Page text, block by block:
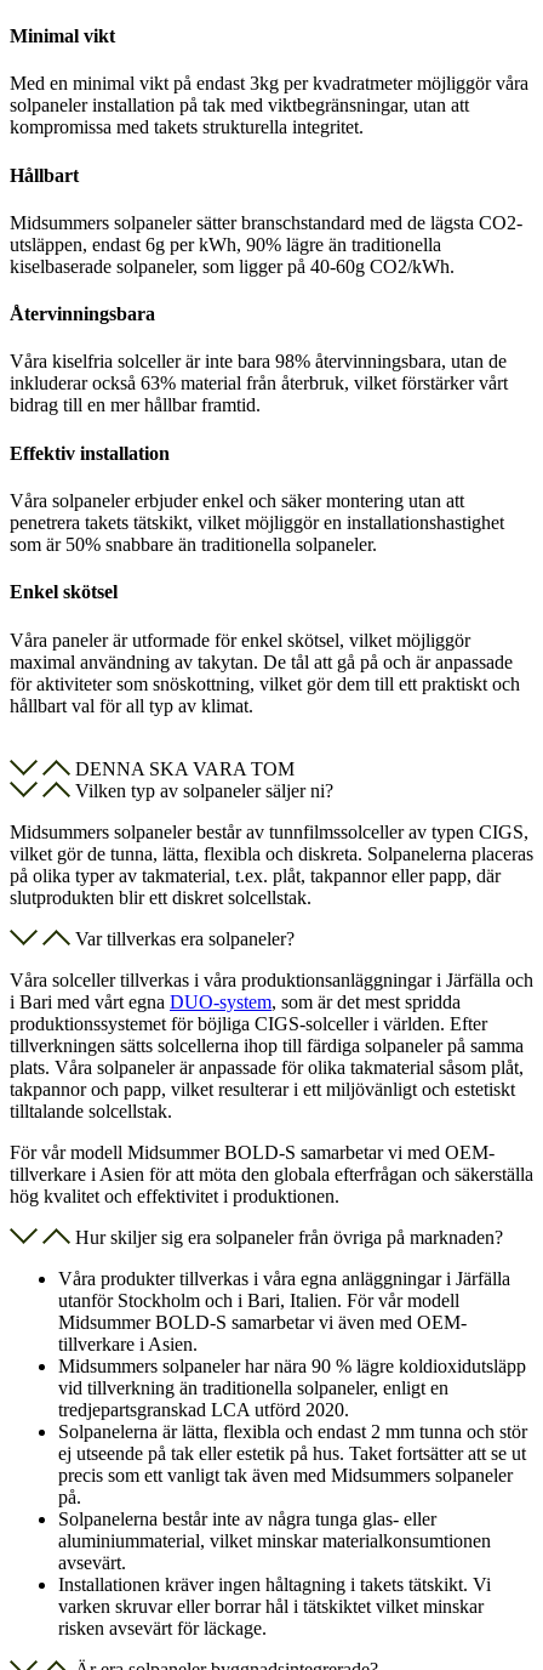
Minimal vikt
Med en minimal vikt på endast 3kg per kvadratmeter möjliggör våra
solpaneler installation på tak med viktbegränsningar, utan att
kompromissa med takets strukturella integritet.
Hållbart
Midsummers solpaneler sätter branschstandard med de lägsta CO2-
utsläppen, endast 6g per kWh, 90% lägre än traditionella
kiselbaserade solpaneler, som ligger på 40-60g CO2/kWh.
Återvinningsbara
Våra kiselfria solceller är inte bara 98% återvinningsbara, utan de
inkluderar också 63% material från återbruk, vilket förstärker vårt
bidrag till en mer hållbar framtid.
Effektiv installation
Våra solpaneler erbjuder enkel och säker montering utan att
penetrera takets tätskikt, vilket möjliggör en installationshastighet
som är 50% snabbare än traditionella solpaneler.
Enkel skötsel
Våra paneler är utformade för enkel skötsel, vilket möjliggör
maximal användning av takytan. De tål att gå på och är anpassade
för aktiviteter som snöskottning, vilket gör dem till ett praktiskt och
hållbart val för all typ av klimat.
DENNA SKA VARA TOM
Vilken typ av solpaneler säljer ni?
Midsummers solpaneler består av tunnfilmssolceller av typen CIGS,
vilket gör de tunna, lätta, flexibla och diskreta. Solpanelerna placeras
på olika typer av takmaterial, t.ex. plåt, takpannor eller papp, där
slutprodukten blir ett diskret solcellstak.
Var tillverkas era solpaneler?
Våra solceller tillverkas i våra produktionsanläggningar i Järfälla och
i Bari med vårt egna DUO-system, som är det mest spridda
produktionssystemet för böjliga CIGS-solceller i världen. Efter
tillverkningen sätts solcellerna ihop till färdiga solpaneler på samma
plats. Våra solpaneler är anpassade för olika takmaterial såsom plåt,
takpannor och papp, vilket resulterar i ett miljövänligt och estetiskt
tilltalande solcellstak.
För vår modell Midsummer BOLD-S samarbetar vi med OEM-
tillverkare i Asien för att möta den globala efterfrågan och säkerställa
hög kvalitet och effektivitet i produktionen.
Hur skiljer sig era solpaneler från övriga på marknaden?
Våra produkter tillverkas i våra egna anläggningar i Järfälla
utanför Stockholm och i Bari, Italien. För vår modell
Midsummer BOLD-S samarbetar vi även med OEM-
tillverkare i Asien.
Midsummers solpaneler har nära 90 % lägre koldioxidutsläpp
vid tillverkning än traditionella solpaneler, enligt en
tredjepartsgranskad LCA utförd 2020.
Solpanelerna är lätta, flexibla och endast 2 mm tunna och stör
ej utseende på tak eller estetik på hus. Taket fortsätter att se ut
precis som ett vanligt tak även med Midsummers solpaneler
på.
Solpanelerna består inte av några tunga glas- eller
aluminiummaterial, vilket minskar materialkonsumtionen
avsevärt.
Installationen kräver ingen håltagning i takets tätskikt. Vi
varken skruvar eller borrar hål i tätskiktet vilket minskar
risken avsevärt för läckage.